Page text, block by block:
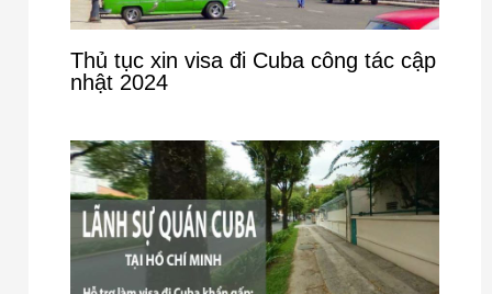
Thủ tục xin visa đi Cuba công tác cập
nhật 2024